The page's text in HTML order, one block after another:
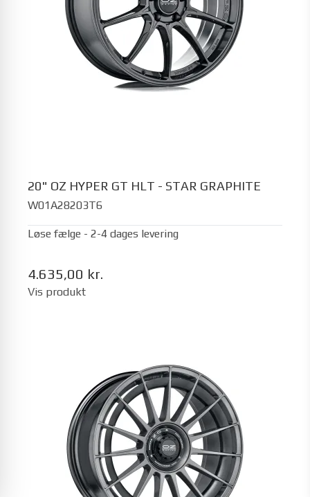
20" OZ HYPER GT HLT - STAR GRAPHITE
W01A28203T6
Løse fælge - 2-4 dages levering
4.635,00 kr.
Vis produkt